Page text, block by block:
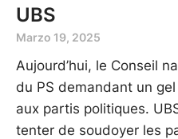
UBS
Marzo 19, 2025
Aujourd’hui, le Conseil
du PS demandant un
aux partis politiques.
tenter de soudoyer les